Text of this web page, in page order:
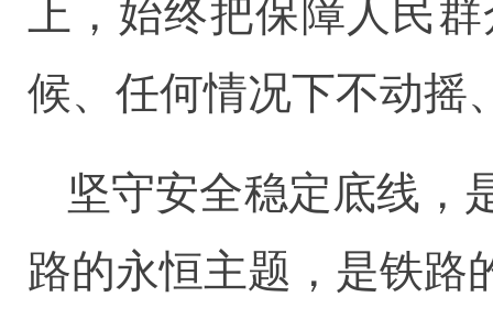
上，始终把保障人民
候、任何情况下不动摇
坚守安全稳定底线，
路的永恒主题，是铁路